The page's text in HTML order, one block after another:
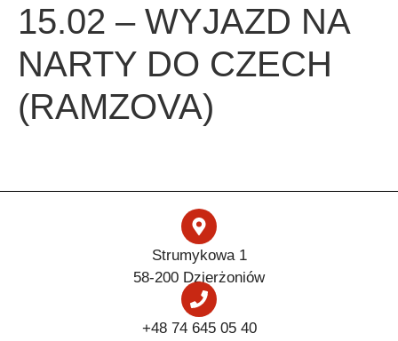
15.02 – WYJAZD NA
NARTY DO CZECH
(RAMZOVA)
Strumykowa 1
58-200 Dzierżoniów
+48 74 645 05 40